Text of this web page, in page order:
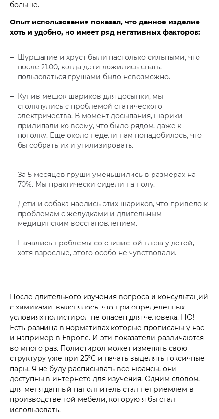
больше.
Опыт использования показал, что данное изделие
хоть и удобно, но имеет ряд негативных факторов:
Шуршание и хруст были настолько сильными, что
после 21:00, когда дети ложились спать,
пользоваться грушами было невозможно.
Купив мешок шариков для досыпки, мы
столкнулись с проблемой статического
электричества. В момент досыпания, шарики
прилипали ко всему, что было рядом, даже к
потолку. Еще около недели нам понадобилось, что
бы собрать их и утилизировать.
За 5 месяцев груши уменьшились в размерах на
70%. Мы практически сидели на полу.
Дети и собака наелись этих шариков, что привело к
проблемам с желудками и длительным
медицинским восстановлением.
Начались проблемы со слизистой глаза у детей,
хотя взрослые, этого особо не чувствовали.
После длительного изучения вопроса и консультаций
с химиками, выяснялось, что при определенных
условиях полистирол не опасен для человека. НО!
Есть разница в нормативах которые прописаны у нас
и например в Европе. И эти показатели различаются
во много раз. Полистирол может изменять свою
структуру уже при 25°С и начать выделять токсичные
пары. Я не буду расписывать все нюансы, они
доступны в интернете для изучения. Одним словом,
для меня данный наполнитель стал неприемлем в
производстве той мебели, которую я бы стал
использовать.